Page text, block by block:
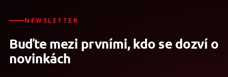
NEWSLETTER
Buďte mezi prvními, kdo se dozví o
novinkách